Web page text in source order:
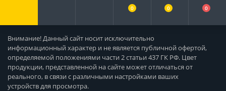
Внимание! Данный сайт носит исключительно
информационный характер и не является публичной офертой,
определяемой положениями части 2 статьи 437 ГК РФ. Цвет
продукции, представленной на сайте может отличаться от
реального, в связи с различными настройками ваших
устройств для просмотра.
0 0 0